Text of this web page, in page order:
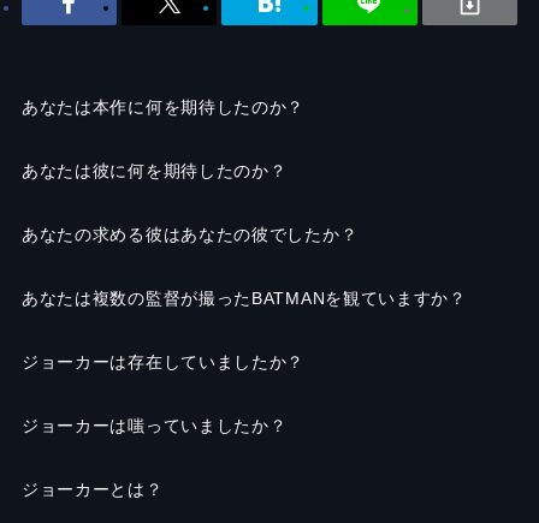
あなたは本作に何を期待したのか？
あなたは彼に何を期待したのか？
あなたの求める彼はあなたの彼でしたか？
あなたは複数の監督が撮ったBATMANを観ていますか？
ジョーカーは存在していましたか？
ジョーカーは嗤っていましたか？
ジョーカーとは？